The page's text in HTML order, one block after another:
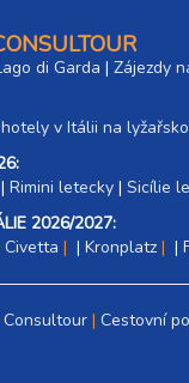
di Garda | Zájezdy
v Itálii na
| Rimini letecky | Sicílie
2026/2027:
Civetta | Kronplatz |
Cestovní